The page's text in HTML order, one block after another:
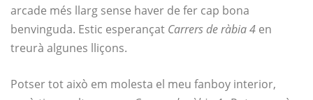
arcade més llarg sense haver de fer cap bona
benvinguda. Estic esperançat Carrers de ràbia 4 en
treurà algunes lliçons.
Potser tot això em molesta el meu fanboy interior,